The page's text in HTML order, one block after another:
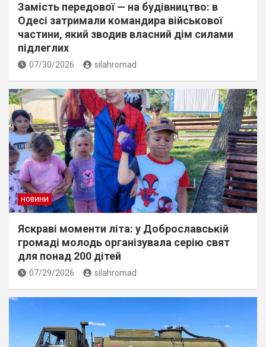
Замість передової — на будівництво: в
Одесі затримали командира військової
частини, який зводив власний дім силами
підлеглих
07/30/2026 silahromad
НОВИНИ
Яскраві моменти літа: у Доброславській
громаді молодь організувала серію свят
для понад 200 дітей
07/29/2026 silahromad